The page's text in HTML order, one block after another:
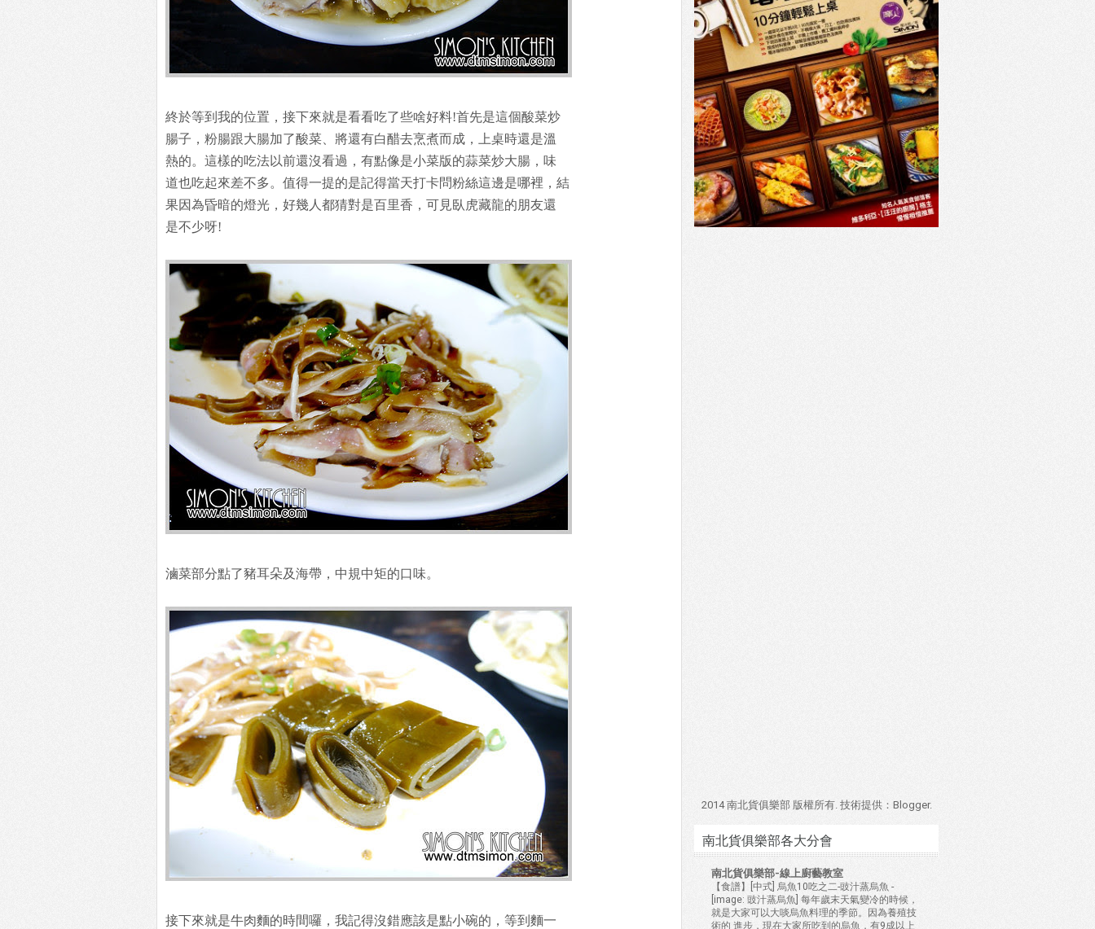
終於等到我的位置，接下來就是看看吃了些啥好料!首先是這個酸菜炒
腸子，粉腸跟大腸加了酸菜、將還有白醋去烹煮而成，上桌時還是溫
熱的。這樣的吃法以前還沒看過，有點像是小菜版的蒜菜炒大腸，味
道也吃起來差不多。值得一提的是記得當天打卡問粉絲這邊是哪裡，結
果因為昏暗的燈光，好幾人都猜對是百里香，可見臥虎藏龍的朋友還
是不少呀!
滷菜部分點了豬耳朵及海帶，中規中矩的口味。
接下來就是牛肉麵的時間囉，我記得沒錯應該是點小碗的，等到麵一
2014 南北貨俱樂部 版權所有. 技術提供： Blogger.
南北貨俱樂部各大分會
南北貨俱樂部-線上廚藝教室
【食譜】[中式] 烏魚10吃之二-豉汁蒸烏魚 -
[image: 豉汁蒸烏魚] 每年歲末天氣變冷的時候，
就是大家可以大啖烏魚料理的季節。因為養殖技
術的 進步，現在大家所吃到的烏魚，有9成以上